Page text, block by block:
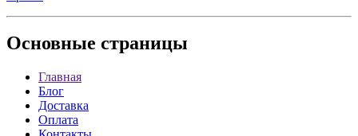
Основные страницы
Главная
Блог
Доставка
Оплата